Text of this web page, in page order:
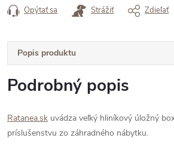
Opýtať sa Strážiť Zdieľať
Popis produktu
Podrobný popis
Ratanea.sk uvádza veľký hliníkový úložný
príslušenstvu zo záhradného nábytku.